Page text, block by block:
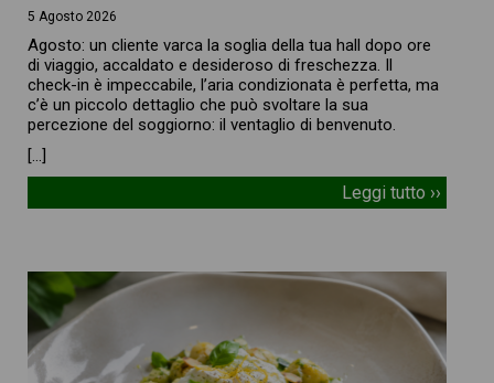
5 Agosto 2026
Agosto: un cliente varca la soglia della tua hall dopo ore
di viaggio, accaldato e desideroso di freschezza. Il
check-in è impeccabile, l’aria condizionata è perfetta, ma
c’è un piccolo dettaglio che può svoltare la sua
percezione del soggiorno: il ventaglio di benvenuto.
[…]
Leggi tutto ››